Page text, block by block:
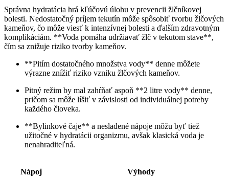
Správna hydratácia hrá kľúčovú úlohu v prevencii žlčníkovej
bolesti. Nedostatočný príjem tekutín môže spôsobiť tvorbu žlčových
kameňov, čo môže viesť k intenzívnej bolesti a ďalším zdravotným
komplikáciám. **Voda pomáha udržiavať žlč v tekutom stave**,
čím sa znižuje riziko tvorby kameňov.
**Pitím dostatočného množstva vody** denne môžete
výrazne znížiť riziko vzniku žlčových kameňov.
Pitný režim by mal zahŕňať aspoň **2 litre vody** denne,
pričom sa môže líšiť v závislosti od individuálnej potreby
každého človeka.
**Bylinkové čaje** a nesladené nápoje môžu byť tiež
užitočné v hydratácii organizmu, avšak klasická voda je
nenahraditeľná.
Nápoj
Výhody